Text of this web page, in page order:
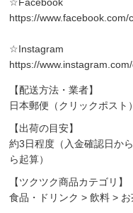
https://www.facebook.com/
☆Instagram
https://
【配送方法・業者】
日本郵便（クリックポスト）
【出荷の目安】
約3日程度（入金確認日か
ら起算）
【ツクツク商品カテゴリ】
食品・ドリンク >飲料 >